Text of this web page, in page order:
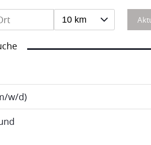
10 km
w/d)